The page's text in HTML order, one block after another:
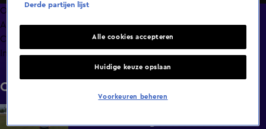
Overzicht
Afleveringen
Clips
Info
Clips
1:54
Derde partijen lijst
Alle cookies accepteren
Huidige keuze opslaan
Voorkeuren beheren